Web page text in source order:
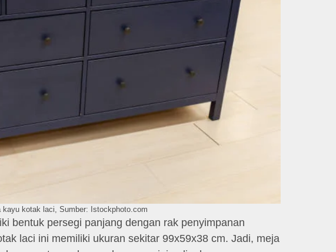
kayu kotak laci, Sumber: Istockphoto.com
bentuk persegi panjang dengan rak penyimpanan
laci ini memiliki ukuran sekitar 99x59x38 cm. Jadi, meja